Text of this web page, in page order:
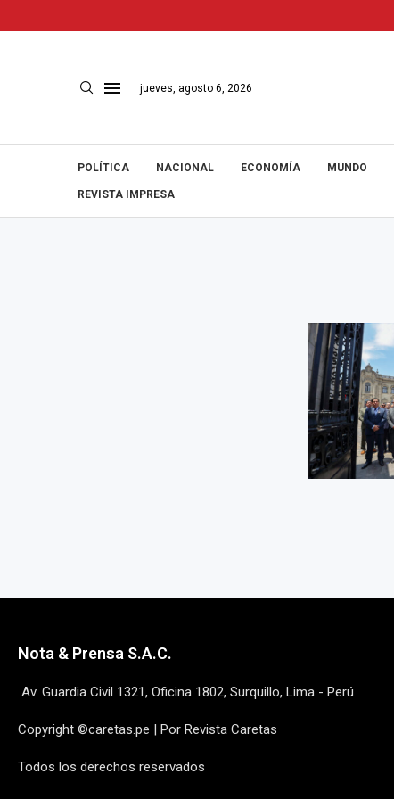
jueves, agosto 6, 2026
POLÍTICA NACIONAL ECONOMÍA MUNDO
REVISTA IMPRESA
Nota & Prensa S.A.C.
Av. Guardia Civil 1321, Oficina 1802, Surquillo, Lima - Perú
Copyright ©caretas.pe | Por Revista Caretas
Todos los derechos reservados